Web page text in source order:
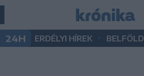
24H ERDÉLYI HÍREK BELFÖLD